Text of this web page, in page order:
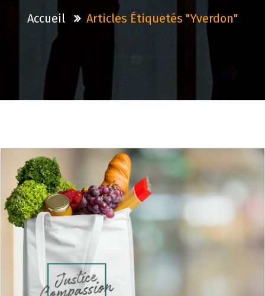
Accueil Articles Étiquetés "yverdon"